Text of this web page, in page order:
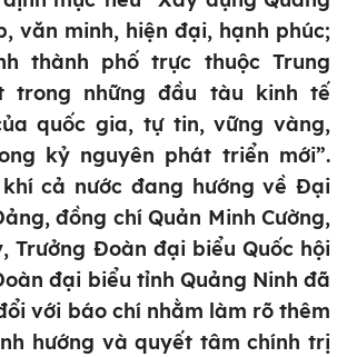
văn minh, hiện đại, hạnh phúc;
thành phố trực thuộc Trung
trong những đầu tàu kinh tế
quốc gia, tự tin, vững vàng,
kỷ nguyên phát triển mới”.
cả nước đang hướng về Đại
đồng chí Quản Minh Cường,
Trưởng Đoàn đại biểu Quốc hội
đại biểu tỉnh Quảng Ninh đã
với báo chí nhằm làm rõ thêm
hướng và quyết tâm chính trị